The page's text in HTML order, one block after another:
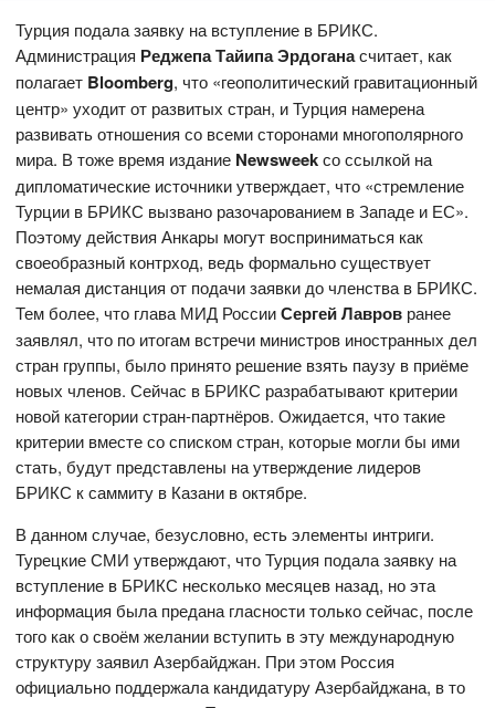
Турция подала заявку на вступление в БРИКС.
Администрация Реджепа Тайипа Эрдоганасчитает, как
полагает Bloomberg, что «геополитический гравитационный
центр» уходит от развитых стран, и Турция намерена
развивать отношения со всеми сторонами многополярного
мира. В тоже время издание Newsweekсо ссылкой на
дипломатические источники утверждает, что «стремление
Турции в БРИКС вызвано разочарованием в Западе и ЕС».
Поэтому действия Анкары могут восприниматься как
своеобразный контрход, ведь формально существует
немалая дистанция от подачи заявки до членства в БРИКС.
Тем более, что глава МИД РоссииСергей Лавров ранее
заявлял, что по итогам встречи министров иностранных дел
стран группы, было принято решение взять паузу в приёме
новых членов. Сейчас в БРИКС разрабатывают критерии
новой категории стран-партнёров. Ожидается, что такие
критерии вместе со списком стран, которые могли бы ими
стать, будут представлены на утверждение лидеров
БРИКС к саммиту в Казани в октябре.
В данном случае, безусловно, есть элементы интриги.
Турецкие СМИ утверждают, что Турция подала заявку на
вступление в БРИКС несколько месяцев назад, но эта
информация была предана гласности только сейчас, после
того как о своём желании вступить в эту международную
структуру заявил Азербайджан. При этом Россия
официально поддержала кандидатуру Азербайджана, в то